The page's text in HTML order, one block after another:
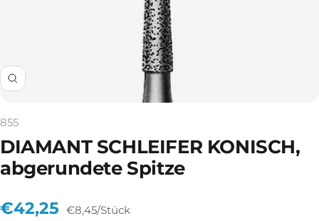
Zoom
855
DIAMANT SCHLEIFER KONISCH,
abgerundete Spitze
Angebotspreis
€42,25 €8,45/Stück